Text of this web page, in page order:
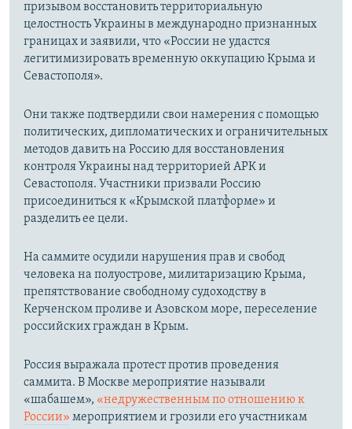
призывом восстановить территориальную
целостность Украины в международно признанных
границах и заявили, что «России не удастся
легитимизировать временную оккупацию Крыма и
Севастополя».
Они также подтвердили свои намерения с помощью
политических, дипломатических и ограничительных
методов давить на Россию для восстановления
контроля Украины над территорией АРК и
Севастополя. Участники призвали Россию
присоединиться к «Крымской платформе» и
разделить ее цели.
На саммите осудили нарушения прав и свобод
человека на полуострове, милитаризацию Крыма,
препятствование свободному судоходству в
Керченском проливе и Азовском море, переселение
российских граждан в Крым.
Россия выражала протест против проведения
саммита. В Москве мероприятие называли
«шабашем», «недружественным по отношению к
России» мероприятием и грозили его участникам